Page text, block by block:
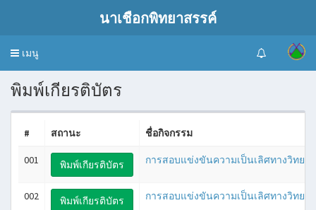
นาเชือกพิทยาสรรค์
เมนู
พิมพ์เกียรติบัตร
# สถานะ ชื่อกิจกรรม
001 พิมพ์เกียรติบัตร การสอบแข่งขันความเป็นเลิศทางวิทย
002 พิมพ์เกียรติบัตร การสอบแข่งขันความเป็นเลิศทางวิทย